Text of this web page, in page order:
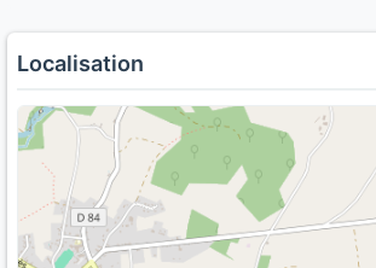
Localisation